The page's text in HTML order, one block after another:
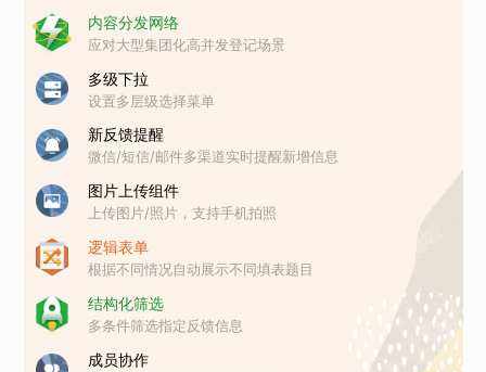
内容分发网络
应对大型集团化高并发登记场景
多级下拉
设置多层级选择菜单
新反馈提醒
微信/短信/邮件多渠道实时提醒新增信息
图片上传组件
上传图片/照片，支持手机拍照
逻辑表单
根据不同情况自动展示不同填表题目
结构化筛选
多条件筛选指定反馈信息
成员协作